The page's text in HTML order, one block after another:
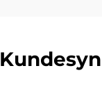
Kundesyn